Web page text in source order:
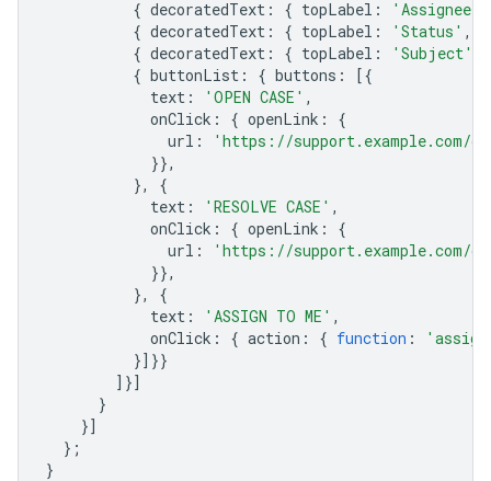
{ decoratedText : { topLabel : 'Assignee'
{ decoratedText : { topLabel : 'Status' ,
{ decoratedText : { topLabel : 'Subject'
{ buttonList : { buttons :
[{
text : 'OPEN CASE' ,
onClick : { openLink :
{
url :
'https://support.example.com/
}},
},
{
text : 'RESOLVE CASE' ,
onClick : { openLink :
{
url :
'https://support.example.com/
}},
},
{
text : 'ASSIGN TO ME' ,
onClick : { action : { function :
}]}}
]}]
}
}]
};
}